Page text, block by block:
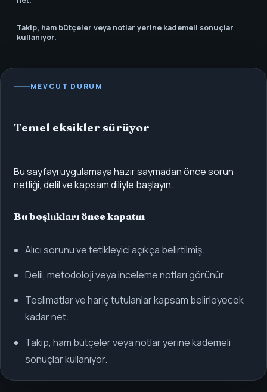
Takip, ham bütçeler veya notlar yerine kademeli sonuçlar
kullanıyor.
MEVCUT DURUM
Temel eksikler sürüyor
Bu sayfayı uygulamaya hazır saymadan önce sorun
netliği, delil ve kapsam diliyle başlayın.
Bu boşlukları önce kapatın
Alıcı sorunu ve tetikleyici açıkça belirtilmiş.
Delil, metodoloji veya inceleme notları görünür.
Teslimatlar ve hariç tutulanlar kapsam belirleyecek
kadar net.
Takip, ham bütçeler veya notlar yerine kademeli
sonuçlar kullanıyor.